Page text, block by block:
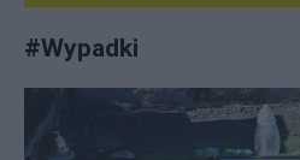
#Wypadki